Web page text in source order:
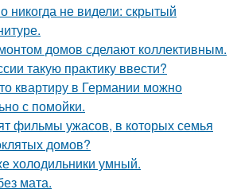
никогда не видели: скрытый
домов сделают коллективным.
такую практику ввести?
квартиру в Германии можно
с помойки.
фильмы ужасов, в которых семья
домов?
холодильники умный.
мата.